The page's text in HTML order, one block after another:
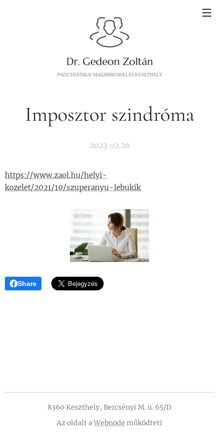
Dr. Gedeon Zoltán
PSZICHIÁTRIAI MAGÁNRENDELÉS KESZTHELY
Imposztor szindróma
2023.02.26
https://www.zaol.hu/helyi-
kozelet/2021/10/szuperanyu-lebukik
Share
8360 Keszthely, Bercsényi M. u. 65/D
Az oldalt aWebnode működteti